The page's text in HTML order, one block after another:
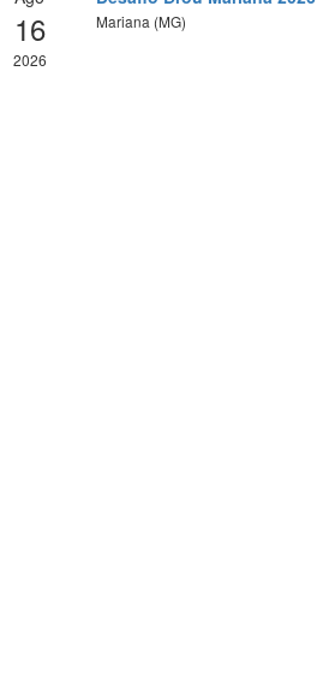
16
2026
Mariana (MG)